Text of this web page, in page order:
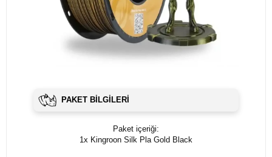
PAKET BILGILERI
Paket içeriği:
1x Kingroon Silk Pla Gold Black